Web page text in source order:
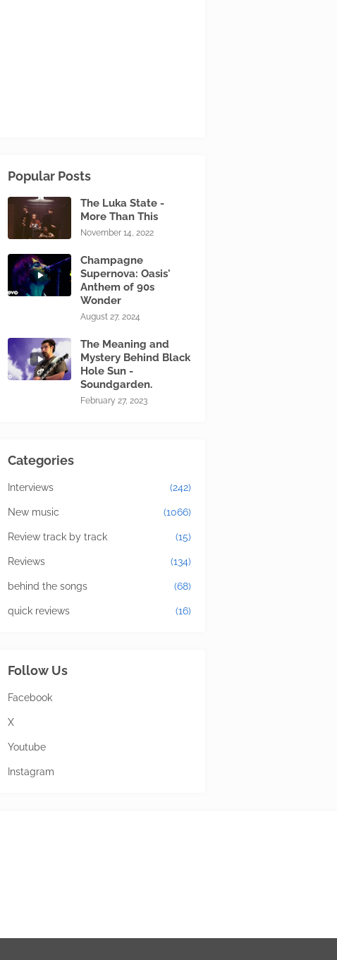
Popular Posts
The Luka State -
More Than This
November 14, 2022
Champagne
Supernova: Oasis'
Anthem of 90s
Wonder
August 27, 2024
The Meaning and
Mystery Behind Black
Hole Sun -
Soundgarden.
February 27, 2023
Categories
Interviews (242)
New music (1066)
Review track by track (15)
Reviews (134)
behind the songs (68)
quick reviews (16)
Follow Us
Facebook
X
Youtube
Instagram